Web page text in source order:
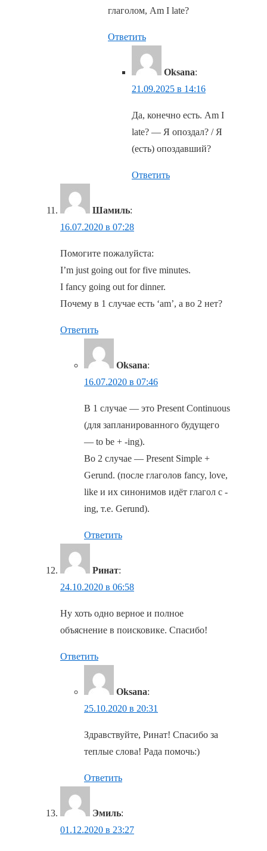
глаголом, Am I late?
Ответить
Oksana:
21.09.2025 в 14:16
Да, конечно есть. Am I
late? — Я опоздал? / Я
(есть) опоздавший?
Ответить
Шамиль:
16.07.2020 в 07:28
Помогите пожалуйста:
I’m just going out for five minutes.
I fancy going out for dinner.
Почему в 1 случае есть ‘am’, а во 2 нет?
Ответить
Oksana:
16.07.2020 в 07:46
В 1 случае — это Present Continuous
(для запланированного будущего
— to be + -ing).
Во 2 случае — Present Simple +
Gerund. (после глаголов fancy, love,
like и их синонимов идёт глагол с -
ing, т.е. Gerund).
Ответить
Ринат:
24.10.2020 в 06:58
Ну хоть одно верное и полное
объяснение в поисковике. Спасибо!
Ответить
Oksana:
25.10.2020 в 20:31
Здравствуйте, Ринат! Спасибо за
теплые слова! Рада помочь:)
Ответить
Эмиль:
01.12.2020 в 23:27